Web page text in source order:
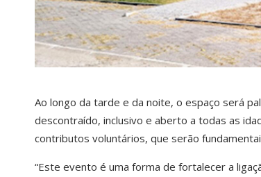
Ao longo da tarde e da noite, o espaço será
descontraído, inclusivo e aberto a todas as
contributos voluntários, que serão
“Este evento é uma forma de fortalecer a